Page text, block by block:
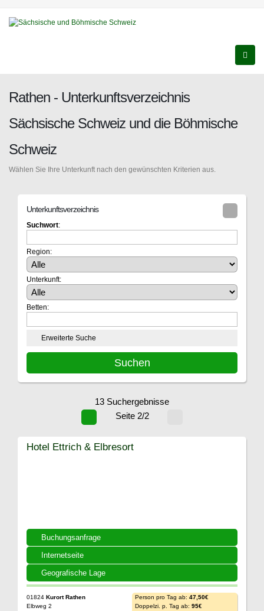
Rathen - Unterkunftsverzeichnis
Sächsische Schweiz und die Böhmische
Schweiz
Wählen Sie Ihre Unterkunft nach den gewünschten Kriterien aus.
Unterkunftsverzeichnis
Suchwort:
Region:
Unterkunft:
Betten:
Erweiterte Suche
13 Suchergebnisse
Seite 2/2
Buchungsanfrage
Internetseite
Geografische Lage
Hotel Ettrich & Elbresort
01824 Kurort Rathen
Elbweg 2
Person pro Tag ab: 47,50€
Doppelzi. p. Tag ab: 95€